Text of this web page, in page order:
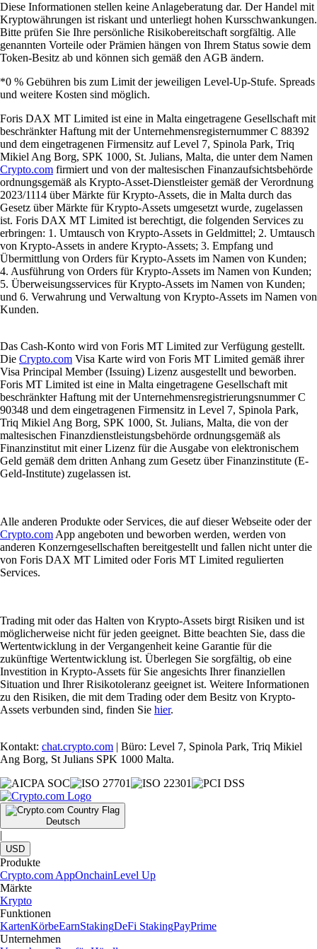
Diese Informationen stellen keine Anlageberatung dar. Der Handel mit
Kryptowährungen ist riskant und unterliegt hohen Kursschwankungen.
Bitte prüfen Sie Ihre persönliche Risikobereitschaft sorgfältig. Alle
genannten Vorteile oder Prämien hängen von Ihrem Status sowie dem
Token-Besitz ab und können sich gemäß den AGB ändern.
*0 % Gebühren bis zum Limit der jeweiligen Level-Up-Stufe. Spreads
und weitere Kosten sind möglich.
Foris DAX MT Limited ist eine in Malta eingetragene Gesellschaft mit
beschränkter Haftung mit der Unternehmensregisternummer C 88392
und dem eingetragenen Firmensitz auf Level 7, Spinola Park, Triq
Mikiel Ang Borg, SPK 1000, St. Julians, Malta, die unter dem Namen
Crypto.com firmiert und von der maltesischen Finanzaufsichtsbehörde
ordnungsgemäß als Krypto-Asset-Dienstleister gemäß der Verordnung
2023/1114 über Märkte für Krypto-Assets, die in Malta durch das
Gesetz über Märkte für Krypto-Assets umgesetzt wurde, zugelassen
ist. Foris DAX MT Limited ist berechtigt, die folgenden Services zu
erbringen: 1. Umtausch von Krypto-Assets in Geldmittel; 2. Umtausch
von Krypto-Assets in andere Krypto-Assets; 3. Empfang und
Übermittlung von Orders für Krypto-Assets im Namen von Kunden;
4. Ausführung von Orders für Krypto-Assets im Namen von Kunden;
5. Überweisungsservices für Krypto-Assets im Namen von Kunden;
und 6. Verwahrung und Verwaltung von Krypto-Assets im Namen von
Kunden.
Das Cash-Konto wird von Foris MT Limited zur Verfügung gestellt.
Die Crypto.com Visa Karte wird von Foris MT Limited gemäß ihrer
Visa Principal Member (Issuing) Lizenz ausgestellt und beworben.
Foris MT Limited ist eine in Malta eingetragene Gesellschaft mit
beschränkter Haftung mit der Unternehmensregistrierungsnummer C
90348 und dem eingetragenen Firmensitz in Level 7, Spinola Park,
Triq Mikiel Ang Borg, SPK 1000, St. Julians, Malta, die von der
maltesischen Finanzdienstleistungsbehörde ordnungsgemäß als
Finanzinstitut mit einer Lizenz für die Ausgabe von elektronischem
Geld gemäß dem dritten Anhang zum Gesetz über Finanzinstitute (E-
Geld-Institute) zugelassen ist.
Alle anderen Produkte oder Services, die auf dieser Webseite oder der
Crypto.com App angeboten und beworben werden, werden von
anderen Konzerngesellschaften bereitgestellt und fallen nicht unter die
von Foris DAX MT Limited oder Foris MT Limited regulierten
Services.
Trading mit oder das Halten von Krypto-Assets birgt Risiken und ist
möglicherweise nicht für jeden geeignet. Bitte beachten Sie, dass die
Wertentwicklung in der Vergangenheit keine Garantie für die
zukünftige Wertentwicklung ist. Überlegen Sie sorgfältig, ob eine
Investition in Krypto-Assets für Sie angesichts Ihrer finanziellen
Situation und Ihrer Risikotoleranz geeignet ist. Weitere Informationen
zu den Risiken, die mit dem Trading oder dem Besitz von Krypto-
Assets verbunden sind, finden Sie hier.
Kontakt: chat.crypto.com | Büro: Level 7, Spinola Park, Triq Mikiel
Ang Borg, St Julians SPK 1000 Malta.
Deutsch
|
USD
Produkte
Crypto.com AppOnchainLevel Up
Märkte
Krypto
Funktionen
KartenKörbeEarnStakingDeFi StakingPayPrime
Unternehmen